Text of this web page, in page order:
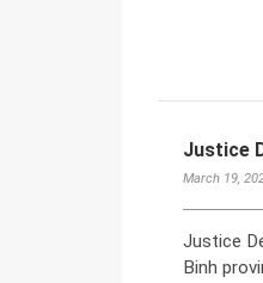
Justice
March 19,
Justice
Binh